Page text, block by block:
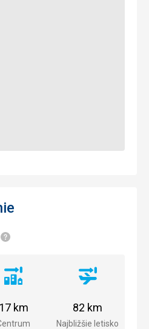
Informácie
Vzdialenosť
centra
17 km
Vzdialenosť
letiska
Najbližšie letisko
82 km